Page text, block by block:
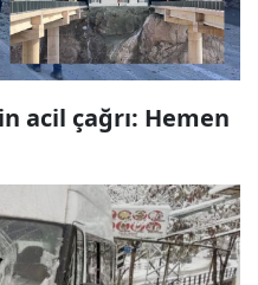
acil çağrı: Hemen